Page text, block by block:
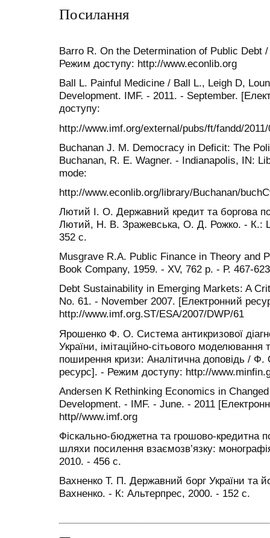
Посилання
Barro R. On the Determination of Public Debt
Режим доступу: http://www.econlib.org
Ball L. Painful Medicine / Ball L., Leigh D,
Development. IMF. - 2011. - September.
доступу:
http://www.imf.org/external/pubs/ft/fandd/
Buchanan J. M. Democracy in Deficit: The
Buchanan, R. E. Wagner. - Indianapolis, IN:
mode:
http://www.econlib.org/library/Buchanan/
Лютий І. О. Державний кредит та боргова
Лютий, Н. В. Зражевська, О. Д. Рожко. - К.:
352 с.
Musgrave R.A. Public Finance in Theory and
Book Company, 1959. - XV, 762 p. - Р. 467-
Debt Sustainability in Emerging Markets: A
No. 61. - November 2007. [Електронний
http://www.imf.org.ST/ESA/2007/DWP/61
Ярошенко Ф. О. Система антикризової
України, імітаційно-сітьового
поширення кризи: Аналітична доповідь /
ресурс]. - Режим доступу: http://
Andersen K Rethinking Economics in
Development. - IMF. - June. - 2011
http//www.imf.org
Фіскально-бюджетна та грошово-кредитна
шляхи посилення взаємозв’язку:
2010. - 456 с.
Вахненко Т. П. Державний борг України та
Вахненко. - К: Альтерпрес, 2000. - 152 с.